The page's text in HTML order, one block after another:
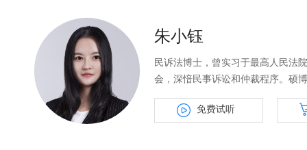
朱小钰
民诉法博士，曾实习于最高人民法
会，深愔民事诉讼和仲裁程序。硕
免费试听